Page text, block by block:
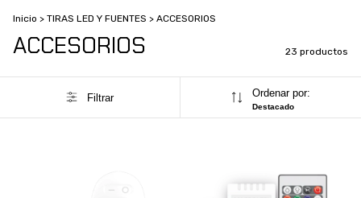
Inicio > TIRAS LED Y FUENTES > ACCESORIOS
ACCESORIOS 23 productos
Filtrar Ordenar por:
Destacado